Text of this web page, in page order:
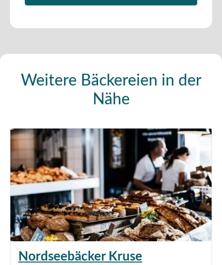
Weitere Bäckereien in der
Nähe
Nordseebäcker Kruse